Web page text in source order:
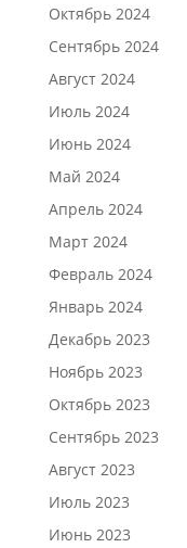
Октябрь 2024
Сентябрь 2024
Август 2024
Июль 2024
Июнь 2024
Май 2024
Апрель 2024
Март 2024
Февраль 2024
Январь 2024
Декабрь 2023
Ноябрь 2023
Октябрь 2023
Сентябрь 2023
Август 2023
Июль 2023
Июнь 2023